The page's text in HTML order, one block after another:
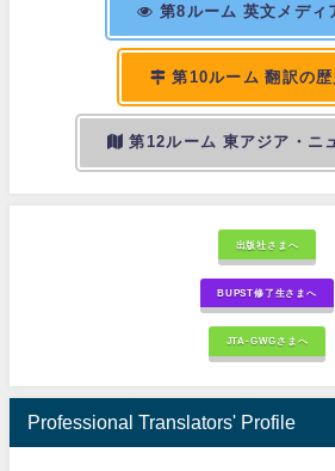
第8ルーム 英文メディ
第10ルーム 翻訳の歴
第12ルーム 東アジア・ニ
出版社さまへ
BUPST修了生さまへ
JTA-GWGさまへ
Professional Translators' Profile